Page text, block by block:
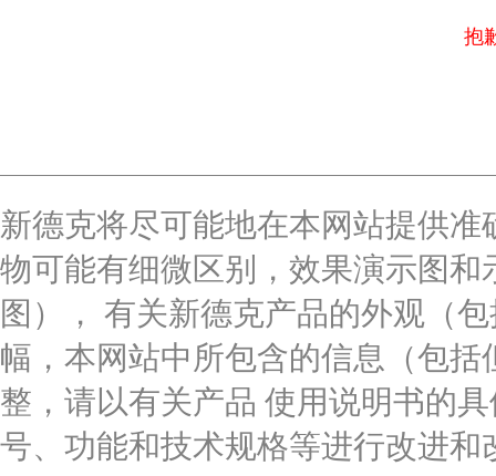
抱
新德克将尽可能地在本网站提供
物可能有细微区别，效果演示图
图）， 有关新德克产品的外观（
幅，本网站中所包含的信息（包
整，请以有关产品 使用说明书的
号、功能和技术规格等进行改进